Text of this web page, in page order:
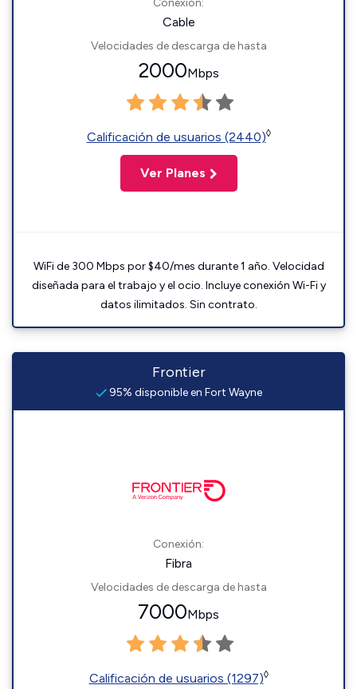
Conexión:
Cable
Velocidades de descarga de hasta
2000Mbps
Calificación de usuarios (2440)◊
Ver Planes
WiFi de 300 Mbps por $40/mes durante 1 año. Velocidad
diseñada para el trabajo y el ocio. Incluye conexión Wi-Fi y
datos ilimitados. Sin contrato.
Frontier
95% disponible en Fort Wayne
Conexión:
Fibra
Velocidades de descarga de hasta
7000Mbps
Calificación de usuarios (1297)◊